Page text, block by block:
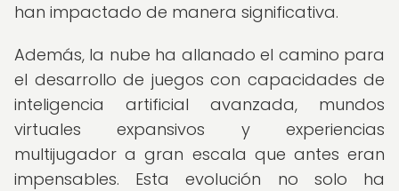
han impactado de manera significativa.
Además, la nube ha allanado el camino para
el desarrollo de juegos con capacidades de
inteligencia artificial avanzada, mundos
virtuales expansivos y experiencias
multijugador a gran escala que antes eran
impensables. Esta evolución no solo ha